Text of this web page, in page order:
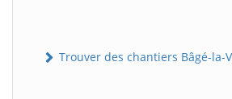
Trouver des chantiers Bâgé-la-